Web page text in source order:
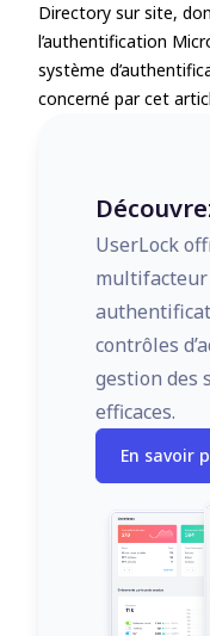
Directory sur site,
l’authentification
système
concerné par cet
UserLock
multifacteur
contrôles
gestion des
efficaces.
En savoir